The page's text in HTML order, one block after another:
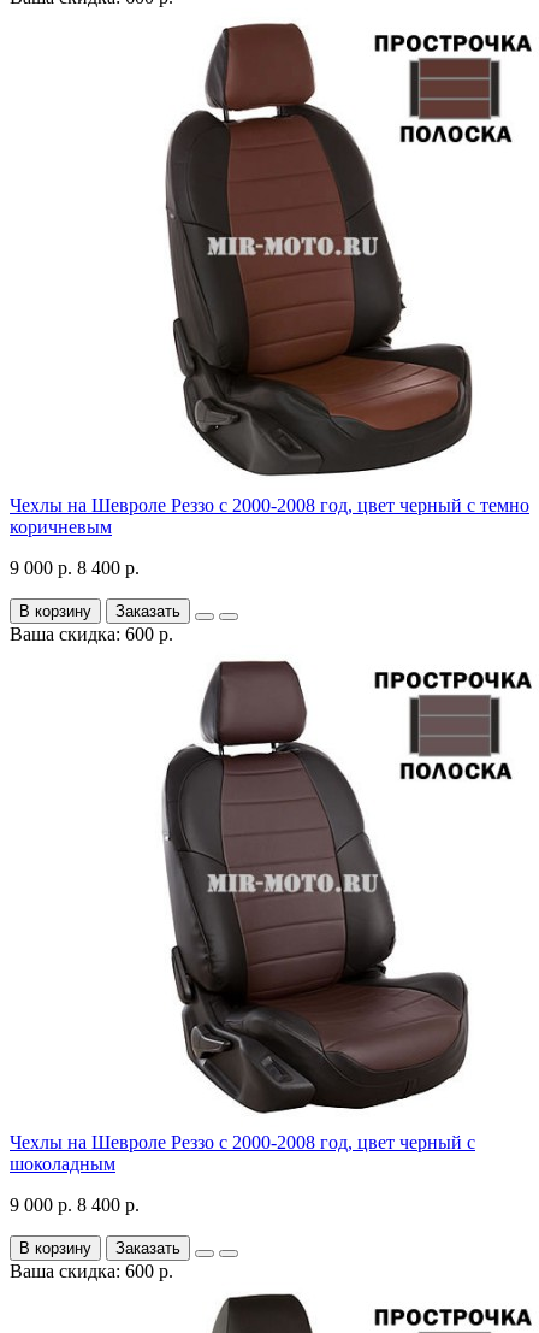
Чехлы на Шевроле Реззо с 2000-2008 год, цвет черный с темно
коричневым
9 000 р. 8 400 р.
В корзину Заказать
Ваша скидка: 600 р.
Чехлы на Шевроле Реззо с 2000-2008 год, цвет черный с
шоколадным
9 000 р. 8 400 р.
В корзину Заказать
Ваша скидка: 600 р.